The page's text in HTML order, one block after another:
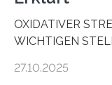
OXIDATIVER
WICHTIGEN
aus dem
27.10.2025